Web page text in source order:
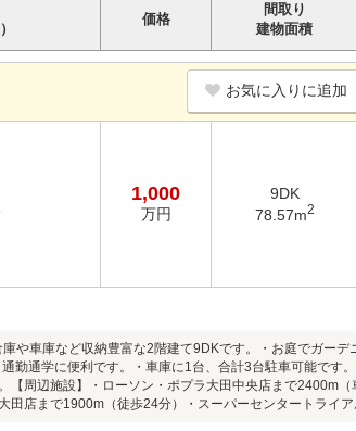
価格
間取り
建物面積
お気に入りに追加
1,000
万円
9DK
78.57m2
や車庫など収納豊富な2階建て9DKです。・お庭でガーデ
勤通学に便利です。・車庫に1台、合計3台駐車可能です
【周辺施設】・ローソン・ポプラ大田中央店まで2400m
店まで1900m（徒歩24分）・スーパーセンタートライア